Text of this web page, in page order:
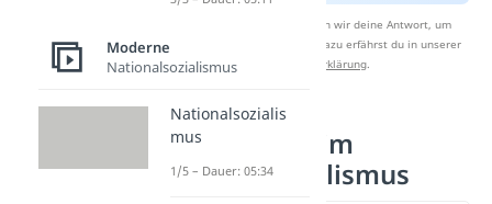
Nach Beantwortung speichern wir deine Antwort, um
Studyflix zu verbessern. Mehr dazu erfährst du in unserer
Datenschutzerklärung.
Die Swastika im
Nationalsozialismus
Moderne
Nationalsozialismus
Nationalsozialis
mus
1/5 – Dauer: 05:34